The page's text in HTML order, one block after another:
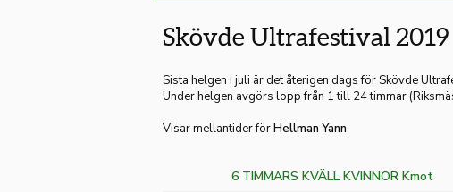
Skövde Ultrafestival 2019
Sista helgen i juli är det återigen dags för Skövde
Under helgen avgörs lopp från 1 till 24 timmar
Visar mellantider förHellman Yann
6 TIMMARS KVÄLL KVINNOR Kmot